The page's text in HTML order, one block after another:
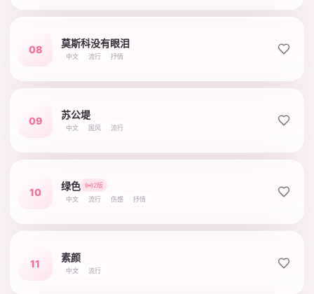
08
莫斯科没有眼泪
中文 流行 抒情
09
苏公堤
中文 国风 流行
10
绿色
2版
中文
流行 伤感 抒情
11
素颜
中文 流行